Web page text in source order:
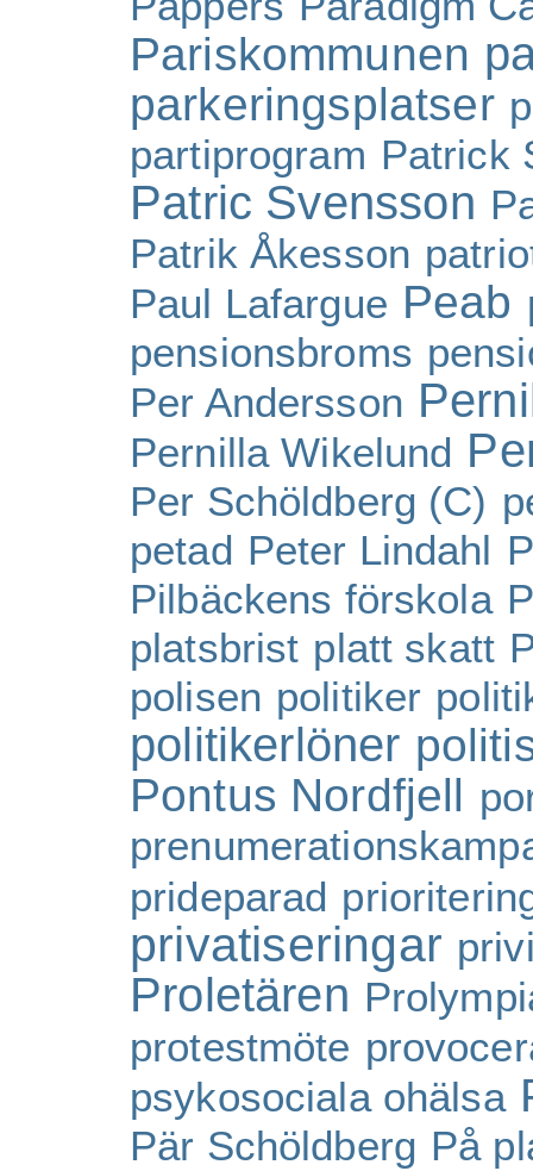
Pariskommunen
parkeringsplatser
partiprogram Patrick
Patric Svensson
Patrik Åkesson
Paul Lafargue Peab
pensionsbroms
Per Andersson
Pernilla Wikelund
Per Schöldberg (C)
petad Peter Lindahl
Pilbäckens förskola
platsbrist platt skatt
polisen politiker
politikerlöner
Pontus Nordfjell
prideparad
privatiseringar
Proletären
protestmöte
psykosociala ohälsa
Pär Schöldberg På